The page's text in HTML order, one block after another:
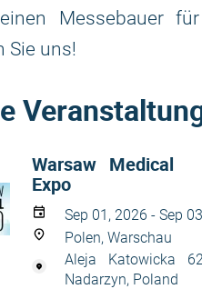
Messebauer
Sie uns!
Warsaw Medical
Expo
Sep 01, 2026 - Sep
Polen, Warschau
Aleja Katowicka
Nadarzyn, Poland